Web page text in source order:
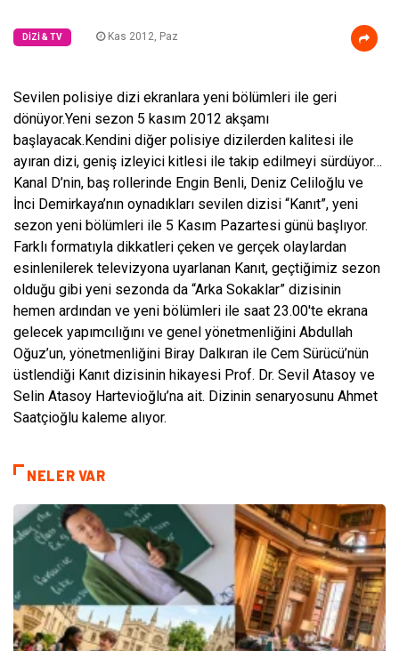
DIZI & TV Kas 2012, Paz
Sevilen polisiye dizi ekranlara yeni bölümleri ile geri
dönüyor.Yeni sezon 5 kasım 2012 akşamı
başlayacak.Kendini diğer polisiye dizilerden kalitesi ile
ayıran dizi, geniş izleyici kitlesi ile takip edilmeyi sürdüyor…
Kanal D’nin, baş rollerinde Engin Benli, Deniz Celiloğlu ve
İnci Demirkaya’nın oynadıkları sevilen dizisi “Kanıt”, yeni
sezon yeni bölümleri ile 5 Kasım Pazartesi günü başlıyor.
Farklı formatıyla dikkatleri çeken ve gerçek olaylardan
esinlenilerek televizyona uyarlanan Kanıt, geçtiğimiz sezon
olduğu gibi yeni sezonda da “Arka Sokaklar” dizisinin
hemen ardından ve yeni bölümleri ile saat 23.00′te ekrana
gelecek yapımcılığını ve genel yönetmenliğini Abdullah
Oğuz’un, yönetmenliğini Biray Dalkıran ile Cem Sürücü’nün
üstlendiği Kanıt dizisinin hikayesi Prof. Dr. Sevil Atasoy ve
Selin Atasoy Hartevioğlu’na ait. Dizinin senaryosunu Ahmet
Saatçioğlu kaleme alıyor.
NELER VAR